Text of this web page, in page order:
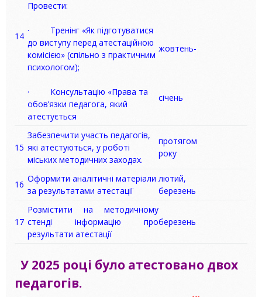
14
Провести:
· Тренінг «Як підготуватися
до виступу перед атестаційною
комісією» (спільно з практичним
психологом);
· Консультацію «Права та
обов’язки педагога, який
атестується
жовтень-
січень
15
Забезпечити участь педагогів,
які атестуються, у роботі
міських методичних заходах.
протягом
року
16
Оформити аналітичні матеріали
за результатами атестації
лютий,
березень
17
Розмістити на методичному
стенді інформацію про
результати атестації
березень
У 2025 році було атестовано двох
педагогів.